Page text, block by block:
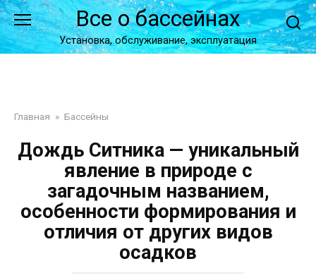
Перейти
к
контенту
Все о бассейнах
Установка, обслуживание, эксплуатация
Главная » Бассейны
Дождь Ситника — уникальный
явление в природе с
загадочным названием,
особенности формирования и
отличия от других видов
осадков